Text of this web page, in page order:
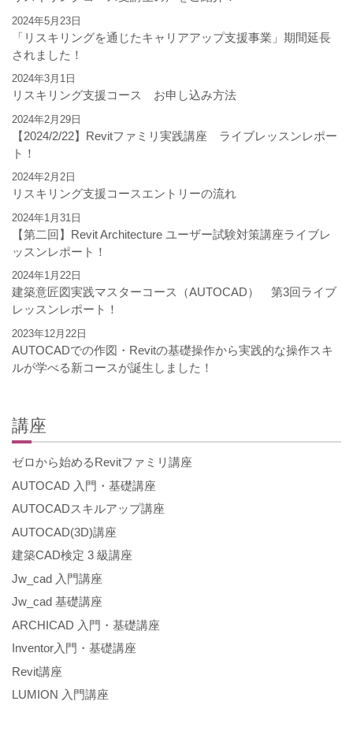
2024年5月23日
「リスキリングを通じたキャリアアップ支援事業」期間延長
されました！
2024年3月1日
リスキリング支援コース お申し込み方法
2024年2月29日
【2024/2/22】Revitファミリ実践講座 ライブレッスンレポー
ト！
2024年2月2日
リスキリング支援コースエントリーの流れ
2024年1月31日
【第二回】Revit Architecture ユーザー試験対策講座ライブレ
ッスンレポート！
2024年1月22日
建築意匠図実践マスターコース（AUTOCAD） 第3回ライブ
レッスンレポート！
2023年12月22日
AUTOCADでの作図・Revitの基礎操作から実践的な操作スキ
ルが学べる新コースが誕生しました！
講座
ゼロから始めるRevitファミリ講座
AUTOCAD 入門・基礎講座
AUTOCADスキルアップ講座
AUTOCAD(3D)講座
建築CAD検定 3 級講座
Jw_cad 入門講座
Jw_cad 基礎講座
ARCHICAD 入門・基礎講座
Inventor入門・基礎講座
Revit講座
LUMION 入門講座